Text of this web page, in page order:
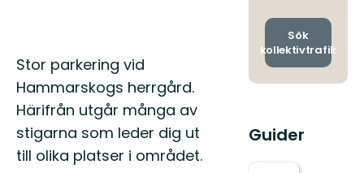
Beskrivning
Stor parkering vid
Hammarskogs herrgård.
Härifrån utgår många av
stigarna som leder dig ut
till olika platser i området.
och
Sök
kollektivtrafik
Guider